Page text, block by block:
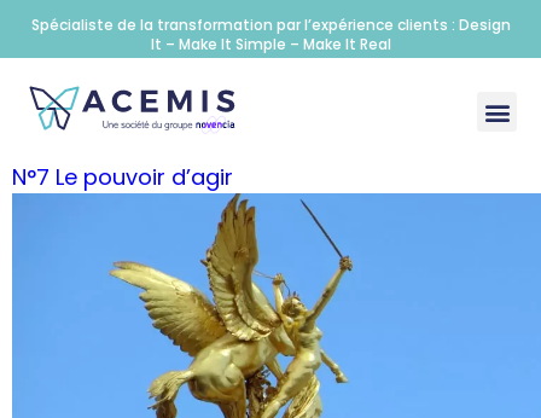
Spécialiste de la transformation par l’expérience clients : Design
It – Make It Simple – Make It Real
N°7 Le pouvoir d’agir